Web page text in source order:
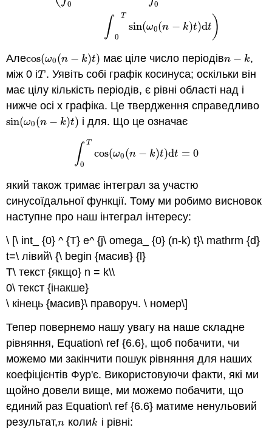
0 0
∫ T
0
sin(ω0(n − k)t)dt )
Алеcos(ω0 (n − k)t)
cos(ω0(n−k)t) має ціле число періодівn − k
n−k
,
між 0 іT
T. Уявіть собі графік косинуса; оскільки він
має цілу кількість періодів, є рівні області над і
нижче осі x графіка. Це твердження справедливо
sin(ω0 (n − k)t)
sin(ω0(n −k )t) і для. Що це означає
∫ T
0
cos(ω0 (n − k)t)dt = 0
Tcos(ω0( n−k)t)dt= 0
який також тримає інтеграл за участю
синусоїдальної функції. Тому ми робимо висновок
наступне про наш інтеграл інтересу:
\ [\ int_ {0} ^ {T} e^ {j\ omega_ {0} (n-k) t}\ mathrm {d}
t=\ лівий\ {\ begin {масив} {l}
T\ текст {якщо} n = k\\
0\ текст {інакше}
\ кінець {масив}\ праворуч. \ номер\]
Тепер повернемо нашу увагу на наше складне
рівняння, Equation\ ref {6.6}, щоб побачити, чи
можемо ми закінчити пошук рівняння для наших
коефіцієнтів Фур'є. Використовуючи факти, які ми
щойно довели вище, ми можемо побачити, що
єдиний раз Equation\ ref {6.6} матиме ненульовий
результат,n
n колиk
k і рівні: